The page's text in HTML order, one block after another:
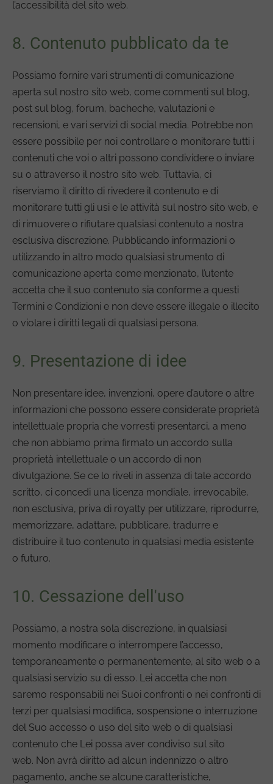
l’accessibilità del sito web.
8. Contenuto pubblicato da te
Possiamo fornire vari strumenti di comunicazione
aperta sul nostro sito web, come commenti sul blog,
post sul blog, forum, bacheche, valutazioni e
recensioni, e vari servizi di social media. Potrebbe non
essere possibile per noi controllare o monitorare tutti i
contenuti che voi o altri possono condividere o inviare
su o attraverso il nostro sito web. Tuttavia, ci
riserviamo il diritto di rivedere il contenuto e di
monitorare tutti gli usi e le attività sul nostro sito web, e
di rimuovere o rifiutare qualsiasi contenuto a nostra
esclusiva discrezione. Pubblicando informazioni o
utilizzando in altro modo qualsiasi strumento di
comunicazione aperta come menzionato, l’utente
accetta che il suo contenuto sia conforme a questi
Termini e Condizioni e non deve essere illegale o illecito
o violare i diritti legali di qualsiasi persona.
9. Presentazione di idee
Non presentare idee, invenzioni, opere d’autore o altre
informazioni che possono essere considerate proprietà
intellettuale propria che vorresti presentarci, a meno
che non abbiamo prima firmato un accordo sulla
proprietà intellettuale o un accordo di non
divulgazione. Se ce lo riveli in assenza di tale accordo
scritto, ci concedi una licenza mondiale, irrevocabile,
non esclusiva, priva di royalty per utilizzare, riprodurre,
memorizzare, adattare, pubblicare, tradurre e
distribuire il tuo contenuto in qualsiasi media esistente
o futuro.
10. Cessazione dell'uso
Possiamo, a nostra sola discrezione, in qualsiasi
momento modificare o interrompere l’accesso,
temporaneamente o permanentemente, al sito web o a
qualsiasi servizio su di esso. Lei accetta che non
saremo responsabili nei Suoi confronti o nei confronti di
terzi per qualsiasi modifica, sospensione o interruzione
del Suo accesso o uso del sito web o di qualsiasi
contenuto che Lei possa aver condiviso sul sito
web. Non avrà diritto ad alcun indennizzo o altro
pagamento, anche se alcune caratteristiche,